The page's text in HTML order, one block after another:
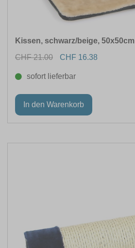
Kissen, schwarz/beige, 50x50cm
CHF 21.00
CHF 16.38
sofort lieferbar